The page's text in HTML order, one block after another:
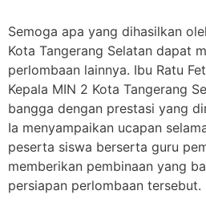
Semoga apa yang dihasilkan
Kota Tangerang Selatan dapat
perlombaan lainnya. Ibu Ratu
Kepala MIN 2 Kota Tangerang
bangga dengan prestasi yang
Ia menyampaikan ucapan
peserta siswa berserta guru
memberikan pembinaan yang
persiapan perlombaan tersebut.